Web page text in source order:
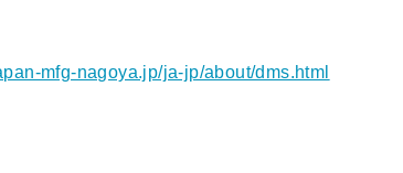
mfg-nagoya.jp/ja-jp/about/dms.html